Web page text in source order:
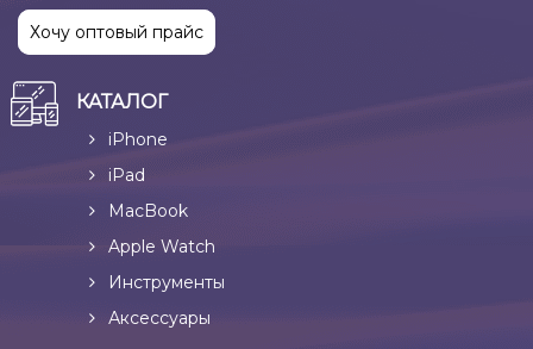
Хочу оптовый прайс
КАТАЛОГ
iPhone
iPad
MacBook
Apple Watch
Инструменты
Аксессуары